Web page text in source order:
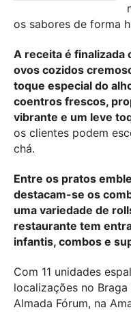
os sabores de forma
A receita é finalizada
ovos cozidos
toque especial do
coentros frescos,
vibrante e um leve
os clientes podem
chá.
Entre os pratos
destacam-se os
uma variedade de
restaurante tem
infantis, combos e
Com 11 unidades
localizações no
Almada Fórum, na